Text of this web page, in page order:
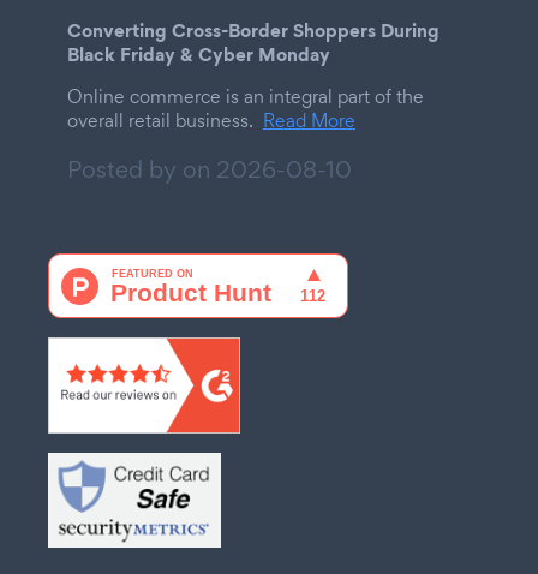
Converting Cross-Border Shoppers During
Black Friday & Cyber Monday
Online commerce is an integral part of the
overall retail business. Read More
Posted by on 2026-08-10